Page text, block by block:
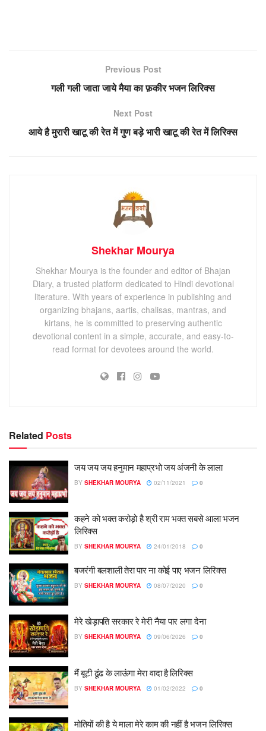
Previous Post
गली गली जाता जाये मैया का फ़कीर भजन लिरिक्स
Next Post
आये है मुरारी खाटू की रेत में गुण बड़े भारी खाटू की रेत में लिरिक्स
Shekhar Mourya
Shekhar Mourya is the founder and editor of Bhajan
Diary, a trusted platform dedicated to Hindi devotional
literature. With years of experience in publishing and
organizing bhajans, aartis, chalisas, mantras, and
kirtans, he is committed to preserving authentic
devotional content in a simple, accurate, and easy-to-
read format for devotees around the world.
Related Posts
जय जय जय हनुमान महाप्रभो जय अंजनी के लाला
BY SHEKHAR MOURYA 02/11/2021 0
कहने को भक्त करोड़ो है श्री राम भक्त सबसे आला भजन
लिरिक्स
BY SHEKHAR MOURYA 24/01/2018 0
बजरंगी बलशाली तेरा पार ना कोई पाए भजन लिरिक्स
BY SHEKHAR MOURYA 08/07/2020 0
मेरे खेड़ापति सरकार रे मेरी नैया पार लगा देना
BY SHEKHAR MOURYA 09/06/2026 0
मैं बूटी ढूंढ के लाऊंगा मेरा वादा है लिरिक्स
BY SHEKHAR MOURYA 01/02/2022 0
मोतियों की है ये माला मेरे काम की नहीं है भजन लिरिक्स